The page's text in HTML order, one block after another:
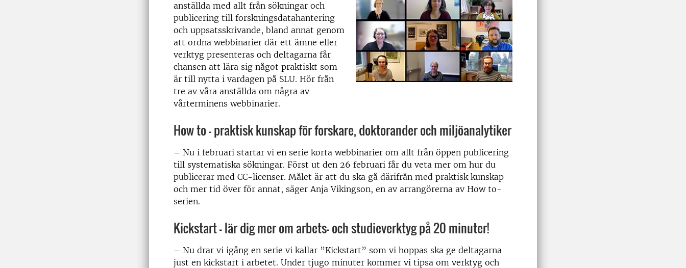
anställda med allt från sökningar och
publicering till forskningsdatahantering
och uppsatsskrivande, bland annat genom
att ordna webbinarier där ett ämne eller
verktyg presenteras och deltagarna får
chansen att lära sig något praktiskt som
är till nytta i vardagen på SLU. Hör från
tre av våra anställda om några av
vårterminens webbinarier.
How to – praktisk kunskap för forskare, doktorander och miljöanalytiker
– Nu i februari startar vi en serie korta webbinarier om allt från öppen publicering
till systematiska sökningar. Först ut den 26 februari får du veta mer om hur du
publicerar med CC-licenser. Målet är att du ska gå därifrån med praktisk kunskap
och mer tid över för annat, säger Anja Vikingson, en av arrangörerna av How to-
serien.
Kickstart – lär dig mer om arbets- och studieverktyg på 20 minuter!
– Nu drar vi igång en serie vi kallar ”Kickstart” som vi hoppas ska ge deltagarna
just en kickstart i arbetet. Under tjugo minuter kommer vi tipsa om verktyg och